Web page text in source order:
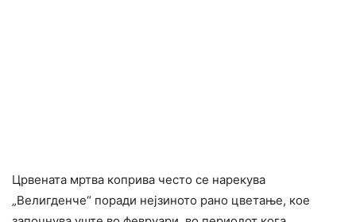
Црвената мртва коприва често се нарекува
„Велигденче“ поради нејзиното рано цветање, кое